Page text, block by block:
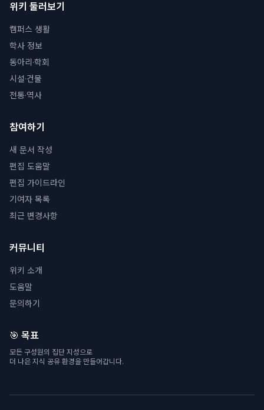
위키 둘러보기
캠퍼스 생활
학사 정보
동아리·학회
시설·건물
전통·역사
참여하기
새 문서 작성
편집 도움말
편집 가이드라인
기여자 목록
최근 변경사항
커뮤니티
위키 소개
도움말
문의하기
🎯 목표
모든 구성원의 집단 지성으로
더 나은 지식 공유 환경을 만들어갑니다.